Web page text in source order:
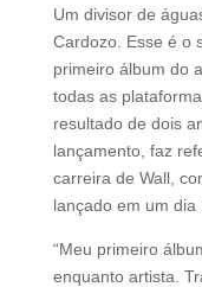
Um divisor de
Cardozo. Esse é o
primeiro álbum do
todas as
resultado de dois
lançamento, faz
carreira de Wall,
lançado em um dia
“Meu primeiro
enquanto artista.